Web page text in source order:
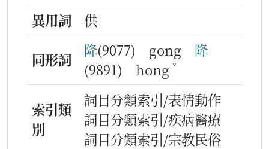
異用詞 供
同形詞 降(9077) gong 降
(9891) hong ˇ
索引類
別
詞目分類索引/表情動作
詞目分類索引/疾病醫療
詞目分類索引/宗教民俗